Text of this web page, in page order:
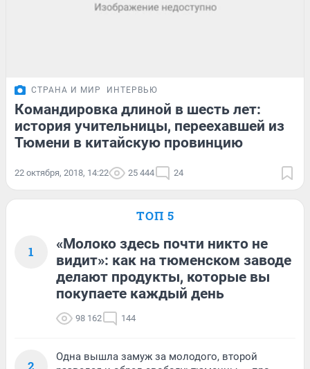
СТРАНА И МИР ИНТЕРВЬЮ
Командировка длиной в шесть лет:
история учительницы, переехавшей из
Тюмени в китайскую провинцию
22 октября, 2018, 14:22 25 444 24
ТОП 5
1
«Молоко здесь почти никто не
видит»: как на тюменском заводе
делают продукты, которые вы
покупаете каждый день
98 162 144
2
Одна вышла замуж за молодого, второй